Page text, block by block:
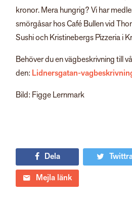
kronor. Mera hungrig? Vi har
smörgåsar hos Café Bullen vid
Sushi och Kristinebergs Pizzeria i
Behöver du en vägbeskrivning till
den: Lidnersgatan-
Bild: Figge Lernmark
Dela
Mejla länk